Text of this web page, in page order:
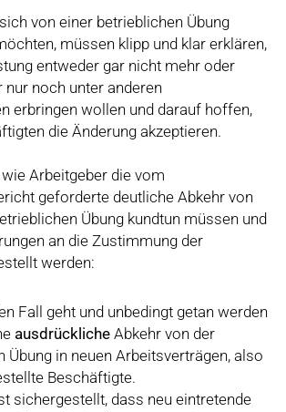
von einer betrieblichen Übung
müssen klipp und klar erklären,
entweder gar nicht mehr oder
nur noch unter anderen
erbringen wollen und darauf hoffen,
die Änderung akzeptieren.
Arbeitgeber die vom
geforderte deutliche Abkehr von
Übung kundtun müssen und
an die Zustimmung der
werden:
Fall geht und unbedingt getan werden
ausdrückliche Abkehr von der
Übung in neuen Arbeitsverträgen, also
Beschäftigte.
sichergestellt, dass neu eintretende